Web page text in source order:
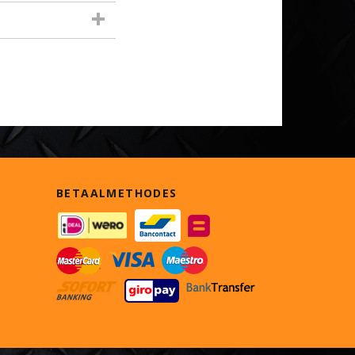
BETAALMETHODES